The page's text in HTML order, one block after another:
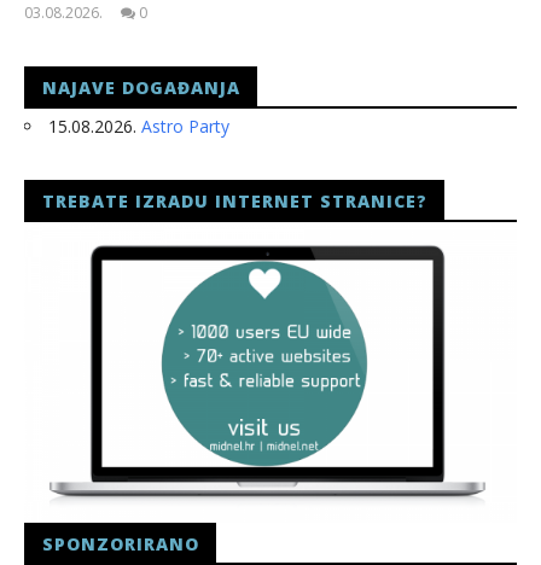
03.08.2026.
0
NAJAVE DOGAĐANJA
15.08.2026. Astro Party
TREBATE IZRADU INTERNET STRANICE?
SPONZORIRANO